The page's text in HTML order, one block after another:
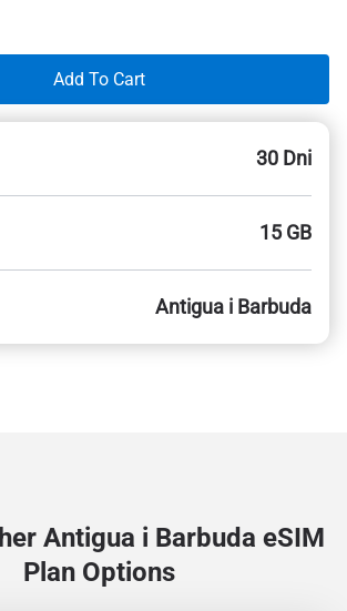
Add To Cart
30 Dni
15 GB
Antigua i Barbuda
Antigua i Barbuda eSIM
Plan Options